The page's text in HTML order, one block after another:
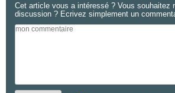
Cet article vous a intéressé ? Vous souhaitez
discussion ? Ecrivez simplement un